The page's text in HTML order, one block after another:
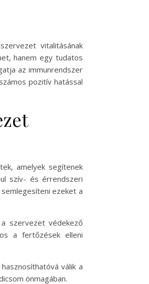
vitalitásának
hanem egy tudatos
az immunrendszer
pozitív hatással
amelyek segítenek
szív- és érrendszeri
ezeket a
szervezet védekező
a fertőzések elleni
válik a
önmagában.